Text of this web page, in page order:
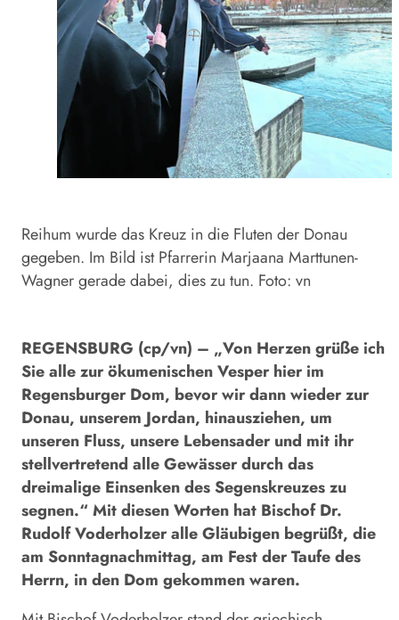
Reihum wurde das Kreuz in die Fluten der Donau
gegeben. Im Bild ist Pfarrerin Marjaana Marttunen-
Wagner gerade dabei, dies zu tun. Foto: vn
REGENSBURG (cp/vn) – „Von Herzen grüße ich
Sie alle zur ökumenischen Vesper hier im
Regensburger Dom, bevor wir dann wieder zur
Donau, unserem Jordan, hinausziehen, um
unseren Fluss, unsere Lebensader und mit ihr
stellvertretend alle Gewässer durch das
dreimalige Einsenken des Segenskreuzes zu
segnen.“ Mit diesen Worten hat Bischof Dr.
Rudolf Voderholzer alle Gläubigen begrüßt, die
am Sonntagnachmittag, am Fest der Taufe des
Herrn, in den Dom gekommen waren.